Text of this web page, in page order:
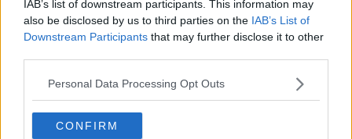
IAB’s list of downstream participants. This information may
also be disclosed by us to third parties on the IAB’s List of
Downstream Participants that may further disclose it to other
Personal Data Processing Opt Outs
CONFIRM
San Casciano Dei Bagni 6
San Gimignano
12
San Quirico D'Orcia
8
Sarteano
11
Sovicille
27
Torrita Di Siena